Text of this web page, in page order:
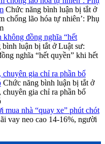
Chức năng bình luận bị tắt ở
chống lão hóa tự nhiên’: Phụ
đồng nghĩa “hết
bình luận bị tắt ở Luật sư:
nghĩa “hết quyền” khi hết
gia chỉ ra phần bổ
Chức năng bình luận bị tắt ở
gia chỉ ra phần bổ
mua nhà “quay xe” phút chót
vay neo cao 14-16%, người